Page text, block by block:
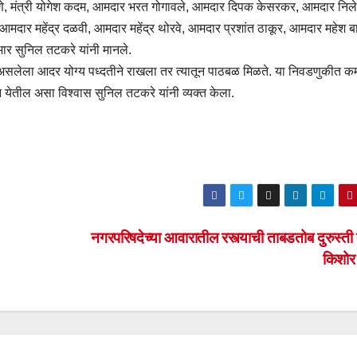
मंत्री योगेश कदम, आमदार भरत गोगावले, आमदार दिपक केसरकर, आमदार
महेंद्र दळवी, आमदार महेंद्र थोरवे, आमदार प्रशांत ठाकूर, आमदार महेश
सुनिल तटकरे यांनी मानले.
आदर योग्य पध्दतीने राखला तर त्यातून पाठबळ मिळते. या निवडणुकीत
येतील असा विश्वास सुनिल तटकरे यांनी व्यक्त केला.
नगरपरिषदेच्या आवारातील रस्त्याची ताबडतोब दुरुस्ती